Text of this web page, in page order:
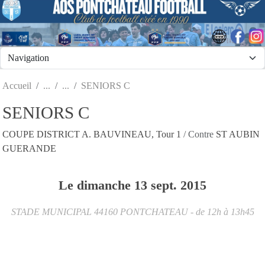
Accueil SENIORS C
SENIORS C
COUPE DISTRICT A. BAUVINEAU, Tour 1 / Contre ST AUBIN
GUERANDE
Le dimanche 13 sept. 2015
STADE MUNICIPAL 44160 PONTCHATEAU - de 12h à 13h45
Panneau de gestion des cookies